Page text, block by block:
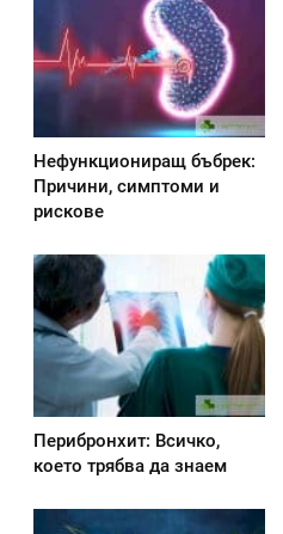
Нефункциониращ бъбрек:
Причини, симптоми и
рискове
Перибронхит: Всичко,
което трябва да знаем